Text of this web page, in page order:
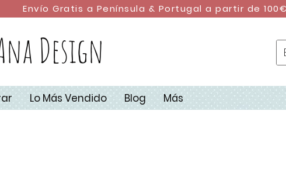
Envío Gratis a Península & Portugal a partir de 100€
Design
Lo Más Vendido Blog Más